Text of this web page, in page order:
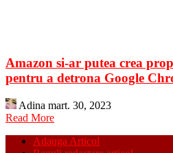
Amazon si-ar putea crea
pentru a detrona Google
Adina mart. 30, 2023
Read More
Adauga Articol